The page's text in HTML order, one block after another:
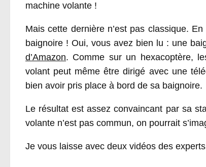
machine volante !
Mais cette dernière n’est pas classique.
baignoire ! Oui, vous avez bien lu : une
d’Amazon. Comme sur un hexacoptère,
volant peut même être dirigé avec une
bien avoir pris place à bord de sa baignoire.
Le résultat est assez convaincant par sa
volante n’est pas commun, on pourrait
Je vous laisse avec deux vidéos des